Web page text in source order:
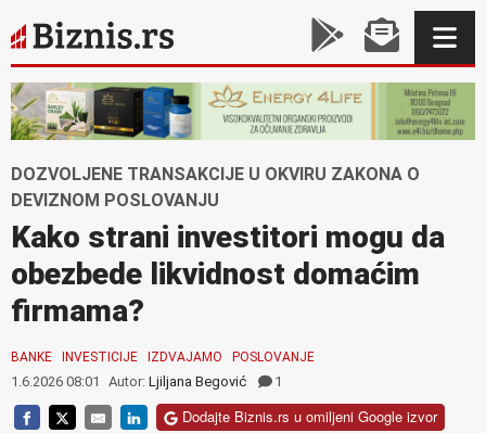
DOZVOLJENE TRANSAKCIJE U OKVIRU ZAKONA O
DEVIZNOM POSLOVANJU
Kako strani investitori mogu da
obezbede likvidnost domaćim
firmama?
BANKE INVESTICIJE IZDVAJAMO POSLOVANJE
1.6.2026 08:01 Autor: Ljiljana Begović 1
Dodajte Biznis.rs u omiljeni Google izvor